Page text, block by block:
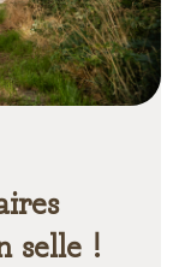
selle !